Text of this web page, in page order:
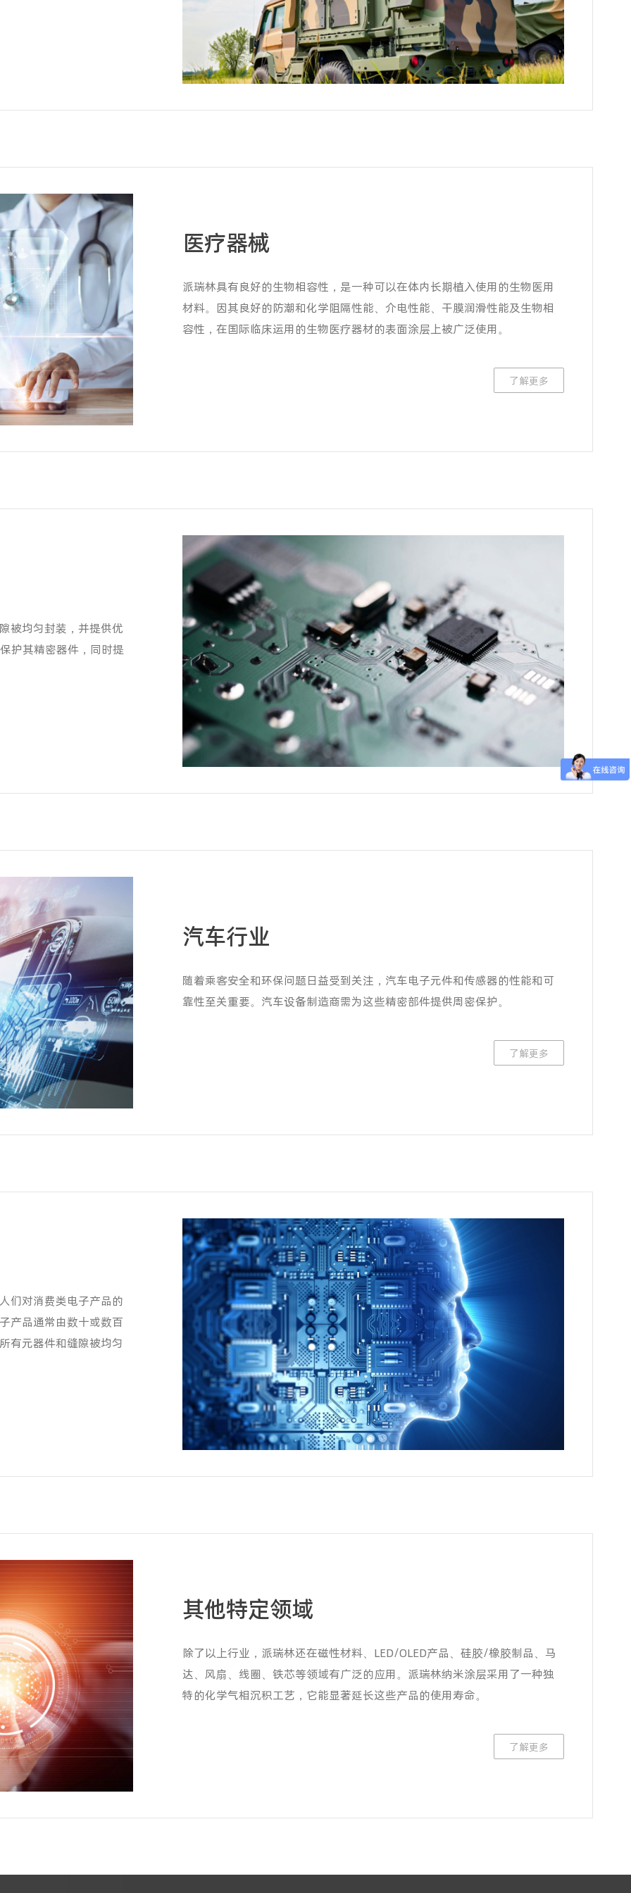
医疗器械
派瑞林具有良好的生物相容性，是一种可以在体内长期植入使用的生物医用
材料。因其良好的防潮和化学阻隔性能、介电性能、干膜润滑性能及生物相
容性，在国际临床运用的生物医疗器材的表面涂层上被广泛使用。
了解更多
被均匀封装，并提供优
护其精密器件，同时提
汽车行业
随着乘客安全和环保问题日益受到关注，汽车电子元件和传感器的性能和可
靠性至关重要。汽车设备制造商需为这些精密部件提供周密保护。
了解更多
们对消费类电子产品的
产品通常由数十或数百
有元器件和缝隙被均匀
其他特定领域
除了以上行业，派瑞林还在磁性材料、LED/OLED产品、硅胶/橡胶制品、马
达、风扇、线圈、铁芯等领域有广泛的应用。派瑞林纳米涂层采用了一种独
特的化学气相沉积工艺，它能显著延长这些产品的使用寿命。
了解更多